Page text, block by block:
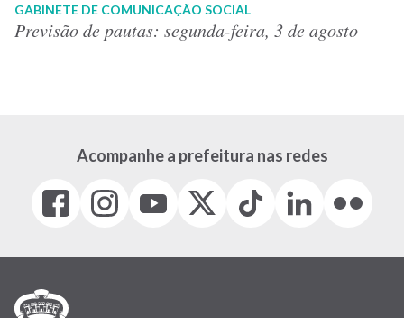
GABINETE DE COMUNICAÇÃO SOCIAL
Previsão de pautas: segunda-feira, 3 de agosto
Acompanhe a prefeitura nas redes
Facebook
(link
em
janela)
Instagram
(link
em
(link
em
(Antigo
(link
Tiktok
(link
em
LinkedIn
(link
em
(link
em